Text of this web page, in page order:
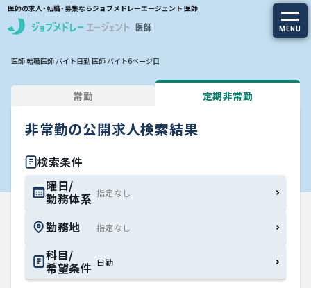
医師の求人・転職・募集ならジョブメドレーエージェント 医師
MENU
求人を探す
常勤の求人
定期非常勤の求人
特集から探す
エージェントサービス
エージェントサービスTOP
医師 転職医師 バイト日勤 医師 バイト6ページ目
常勤 定期非常勤
非常勤の公開求人検索結果
検索条件
曜日/
勤務体系
勤務地
科目/
希望条件 日勤